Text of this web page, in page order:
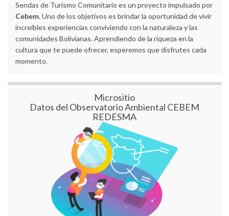
Sendas de Turismo Comunitario es un proyecto impulsado por
Cebem. Uno de los objetivos es brindar la oportunidad de vivir
increíbles experiencias conviviendo con la naturaleza y las
comunidades Bolivianas. Aprendiendo de la riqueza en la
cultura que te puede ofrecer, esperemos que disfrutes cada
momento.
Micrositio
Datos del Observatorio Ambiental CEBEM
REDESMA